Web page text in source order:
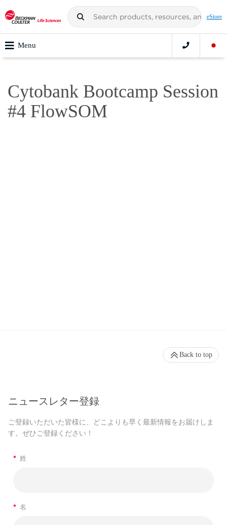
eStore
Menu
Cytobank Bootcamp Session
#4 FlowSOM
ニュースレター登録
ご登録いただいた皆様に、どこよりも早く最新情報をお届けしま
す。ぜひご登録ください！
* 姓
* 名
Back to top